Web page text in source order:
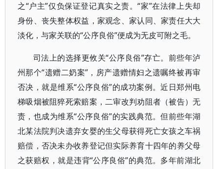
之“户主”仅负保证登记真实之责。“家”在法律上失却
身份、丧失整体权益，家观念、家认同、家责任大大
淡化，与家关联的“公序良俗”便成为无皮可附之毛。
司法上的选择更攸关“公序良俗”存亡。前些年泸
州那个“遗赠二奶案”，房产遗赠情妇之遗嘱终被再审
否决，就是维系“公序良俗”的成功案例。近日郑州电
梯吸烟被阻猝死索赔案，二审改判劝阻者（被告）无
责，也成为维系“公序良俗”的实践典范。但前些年湖
北某法院判决遗弃女婴的生父母获得死亡女孩之车祸
赔偿，否决未办收养登记但实际养育十四年的养父母
之获赔权，就是违背“公序良俗”的典范。多年前湖北